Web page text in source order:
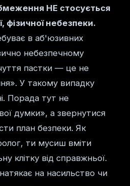
НЕ стосується
фізичної небезпеки.
в аб'юзивних
небезпечному
пастки — це не
У такому випадку
Порада тут не
думки», а звернутися
план безпеки. Як
ти мусиш вміти
клітку від справжньої.
на насильство чи